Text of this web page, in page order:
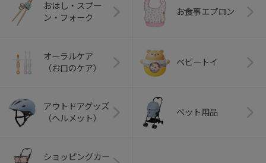
おはし・スプー
ン・フォーク
お食事エプロン
オーラルケア
（お口のケア）
ベビートイ
アウトドアグッズ
（ヘルメット）
ペット用品
ショッピングカー